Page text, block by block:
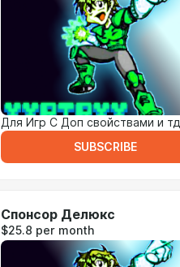
Для Игр С Доп свойствами и тд
SUBSCRIBE
Спонсор Делюкс
$25.8 per month